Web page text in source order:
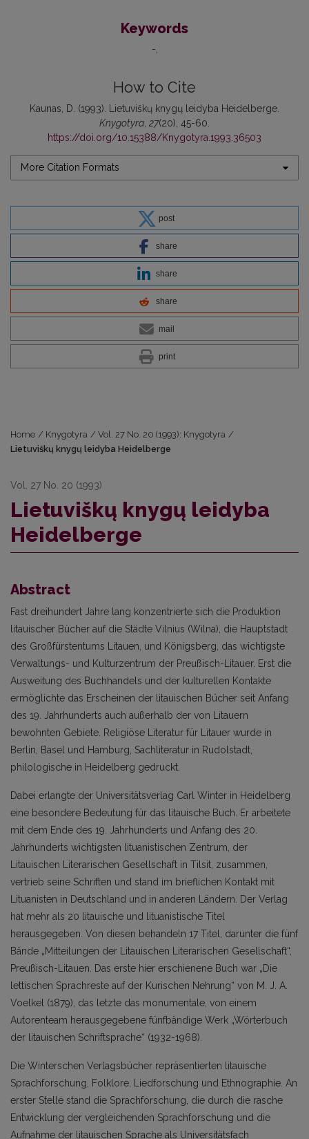
Keywords
-
How to Cite
Kaunas, D. (1993). Lietuviškų knygų leidyba Heidelberge.
Knygotyra, 27(20), 45-60.
https://doi.org/10.15388/Knygotyra.1993.36503
More Citation Formats
post
share
share
share
mail
print
Home / Knygotyra / Vol. 27 No. 20 (1993): Knygotyra /
Lietuviškų knygų leidyba Heidelberge
Vol. 27 No. 20 (1993)
Lietuviškų knygų leidyba
Heidelberge
Abstract
Fast dreihundert Jahre lang konzentrierte sich die Produktion
litauischer Bücher auf die Städte Vilnius (Wilna), die Hauptstadt
des Großfürstentums Litauen, und Königsberg, das wichtigste
Verwaltungs- und Kulturzentrum der Preußisch-Litauer. Erst die
Ausweitung des Buchhandels und der kulturellen Kontakte
ermöglichte das Erscheinen der litauischen Bücher seit Anfang
des 19. Jahrhunderts auch außerhalb der von Litauern
bewohnten Gebiete. Religiöse Literatur für Litauer wurde in
Berlin, Basel und Hamburg, Sachliteratur in Rudolstadt,
philologische in Heidelberg gedruckt.
Dabei erlangte der Universitätsverlag Carl Winter in Heidelberg
eine besondere Bedeutung für das litauische Buch. Er arbeitete
mit dem Ende des 19. Jahrhunderts und Anfang des 20.
Jahrhunderts wichtigsten lituanistischen Zentrum, der
Litauischen Literarischen Gesellschaft in Tilsit, zusammen,
vertrieb seine Schriften und stand im brieflichen Kontakt mit
Lituanisten in Deutschland und in anderen Ländern. Der Verlag
hat mehr als 20 litauische und lituanistische Titel
herausgegeben. Von diesen behandeln 17 Titel, darunter die fünf
Bände „Mitteilungen der Litauischen Literarischen Gesellschaft“,
Preußisch-Litauen. Das erste hier erschienene Buch war „Die
lettischen Sprachreste auf der Kurischen Nehrung“ von M. J. A.
Voelkel (1879), das letzte das monumentale, von einem
Autorenteam herausgegebene fünfbändige Werk „Wörterbuch
der litauischen Schriftsprache“ (1932-1968).
Die Winterschen Verlagsbücher repräsentierten litauische
Sprachforschung, Folklore, Liedforschung und Ethnographie. An
erster Stelle stand die Sprachforschung, die durch die rasche
Entwicklung der vergleichenden Sprachforschung und die
Aufnahme der litauischen Sprache als Universitätsfach